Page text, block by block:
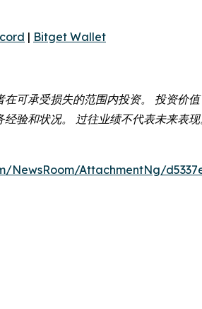
| Bitget Wallet
可承受损失的范围内投资。 投资价
验和状况。 过往业绩不代表未来表
NewsRoom/AttachmentNg/